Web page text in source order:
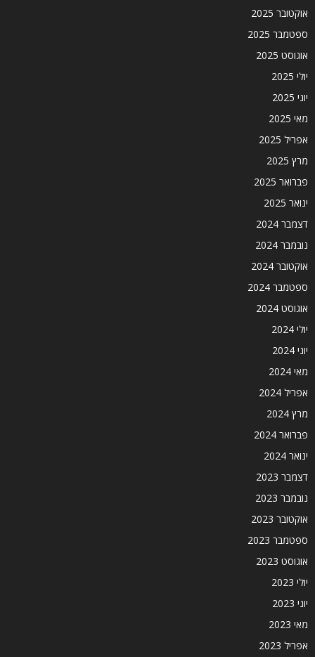
אוקטובר 2025
ספטמבר 2025
אוגוסט 2025
יולי 2025
יוני 2025
מאי 2025
אפריל 2025
מרץ 2025
פברואר 2025
ינואר 2025
דצמבר 2024
נובמבר 2024
אוקטובר 2024
ספטמבר 2024
אוגוסט 2024
יולי 2024
יוני 2024
מאי 2024
אפריל 2024
מרץ 2024
פברואר 2024
ינואר 2024
דצמבר 2023
נובמבר 2023
אוקטובר 2023
ספטמבר 2023
אוגוסט 2023
יולי 2023
יוני 2023
מאי 2023
אפריל 2023